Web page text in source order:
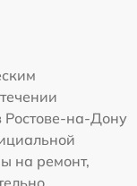
Ростове-на-Дону
на ремонт,